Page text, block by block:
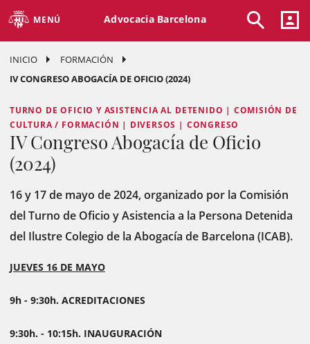
MENÚ Advocacia Barcelona
INICIO
FORMACIÓN
IV CONGRESO ABOGACÍA DE OFICIO (2024)
TURNO DE OFICIO Y ASISTENCIA AL DETENIDO | COMISIÓN DE
CULTURA / FORMACIÓN | DIVERSOS | CONGRESO
IV Congreso Abogacía de Oficio
(2024)
16 y 17 de mayo de 2024, organizado por la Comisión
del Turno de Oficio y Asistencia a la Persona Detenida
del Ilustre Colegio de la Abogacía de Barcelona (ICAB).
JUEVES 16 DE MAYO
9h - 9:30h. ACREDITACIONES
9:30h. - 10:15h. INAUGURACIÓN